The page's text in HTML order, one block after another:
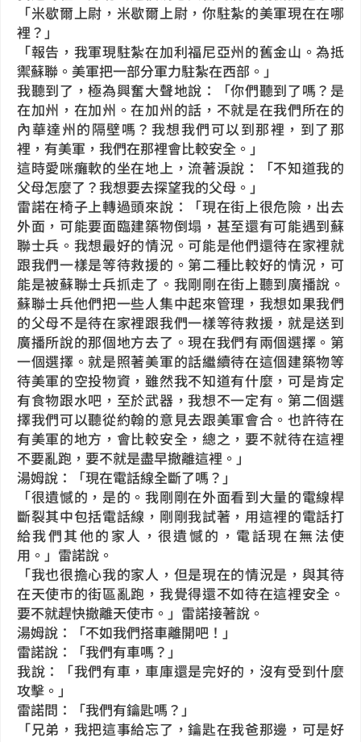
「米歇爾上尉，米歇爾上尉，你駐紮的美軍現在在哪
裡？」
「報告，我軍現駐紮在加利福尼亞州的舊金山。為抵
禦蘇聯。美軍把一部分軍力駐紮在西部。」
我聽到了，極為興奮大聲地說：「你們聽到了嗎？是
在加州，在加州。在加州的話，不就是在我們所在的
內華達州的隔壁嗎？我想我們可以到那裡，到了那
裡，有美軍，我們在那裡會比較安全。」
這時愛咪癱軟的坐在地上，流著淚說：「不知道我的
父母怎麼了？我想要去探望我的父母。」
雷諾在椅子上轉過頭來說：「現在街上很危險，出去
外面，可能要面臨建築物倒塌，甚至還有可能遇到蘇
聯士兵。我想最好的情況。可能是他們還待在家裡就
跟我們一樣是等待救援的。第二種比較好的情況，可
能是被蘇聯士兵抓走了。我剛剛在街上聽到廣播說。
蘇聯士兵他們把一些人集中起來管理，我想如果我們
的父母不是待在家裡跟我們一樣等待救援，就是送到
廣播所說的那個地方去了。現在我們有兩個選擇。第
一個選擇。就是照著美軍的話繼續待在這個建築物等
待美軍的空投物資，雖然我不知道有什麼，可是肯定
有食物跟水吧，至於武器，我想不一定有。第二個選
擇我們可以聽從約翰的意見去跟美軍會合。也許待在
有美軍的地方，會比較安全，總之，要不就待在這裡
不要亂跑，要不就是盡早撤離這裡。」
湯姆說：「現在電話線全斷了嗎？」
「很遺憾的，是的。我剛剛在外面看到大量的電線桿
斷裂其中包括電話線，剛剛我試著，用這裡的電話打
給我們其他的家人，很遺憾的，電話現在無法使
用。」雷諾說。
「我也很擔心我的家人，但是現在的情況是，與其待
在天使市的街區亂跑，我覺得還不如待在這裡安全。
要不就趕快撤離天使市。」雷諾接著說。
湯姆說：「不如我們搭車離開吧！」
雷諾說：「我們有車嗎？」
我說：「我們有車，車庫還是完好的，沒有受到什麼
攻擊。」
雷諾問：「我們有鑰匙嗎？」
「兄弟，我把這事給忘了，鑰匙在我爸那邊，可是好